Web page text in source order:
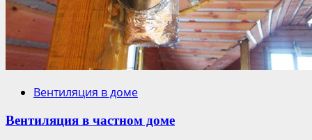
Вентиляция в доме
Вентиляция в частном доме